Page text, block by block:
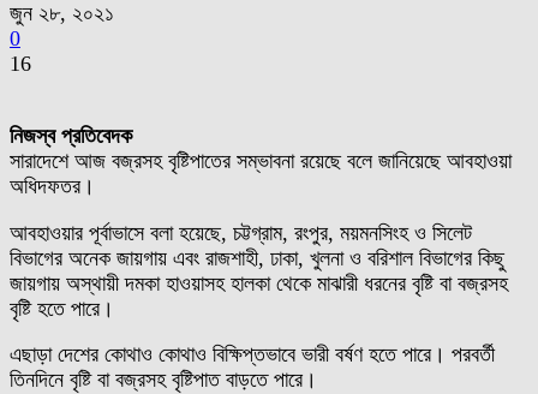
জুন ২৮, ২০২১
0
16
নিজস্ব প্রতিবেদক
সারাদেশে আজ বজ্রসহ বৃষ্টিপাতের সম্ভাবনা রয়েছে বলে জানিয়েছে আবহাওয়া
অধিদফতর।
আবহাওয়ার পূর্বাভাসে বলা হয়েছে, চট্টগ্রাম, রংপুর, ময়মনসিংহ ও সিলেট
বিভাগের অনেক জায়গায় এবং রাজশাহী, ঢাকা, খুলনা ও বরিশাল বিভাগের কিছু
জায়গায় অস্থায়ী দমকা হাওয়াসহ হালকা থেকে মাঝারী ধরনের বৃষ্টি বা বজ্রসহ
বৃষ্টি হতে পারে।
এছাড়া দেশের কোথাও কোথাও বিক্ষিপ্তভাবে ভারী বর্ষণ হতে পারে। পরবর্তী
তিনদিনে বৃষ্টি বা বজ্রসহ বৃষ্টিপাত বাড়তে পারে।